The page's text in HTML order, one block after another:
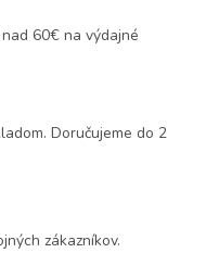
60€ na výdajné
Doručujeme do 2
zákazníkov.